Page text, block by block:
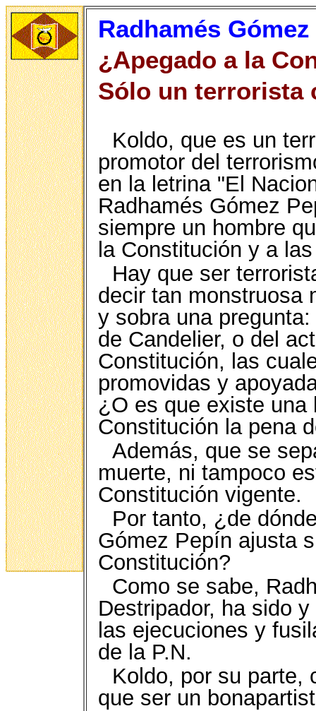
Radhamés
¿Apegado a la
Sólo un terrorista
Koldo, que es un
promotor del
en la letrina "El
Radhamés Gómez
siempre un hombre
la Constitución y a
Hay que ser
decir tan monstruosa
y sobra una
de Candelier, o del
Constitución, las
promovidas y
¿O es que existe
Constitución la pena
Además, que se
muerte, ni tampoco
Constitución vigente.
Por tanto, ¿de
Gómez Pepín ajusta
Constitución?
Como se sabe,
Destripador, ha sido
las ejecuciones y
de la P.N.
Koldo, por su parte,
que ser un